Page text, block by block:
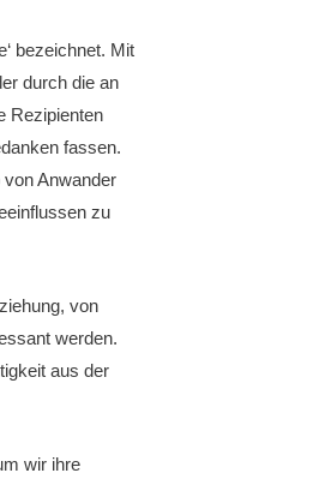
bezeichnet. Mit
durch die an
Rezipienten
fassen.
Anwander
zu
von
werden.
aus der
wir ihre